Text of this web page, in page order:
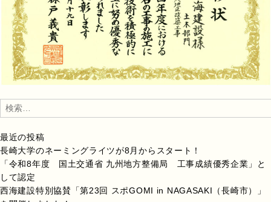
検
索:
最近の投稿
長崎大学のネーミングライツが8月からスタート！
「令和8年度 国土交通省 九州地方整備局 工事成績優秀企業」と
して認定
西海建設特別協賛「第23回 スポGOMI in NAGASAKI（長崎市）」